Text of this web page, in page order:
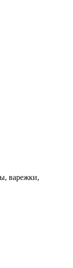
варежки,